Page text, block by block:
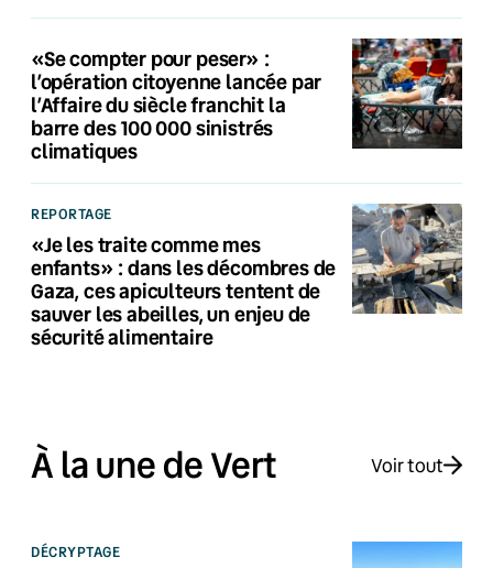
«Se compter pour peser» :
l’opération citoyenne lancée par
l’Affaire du siècle franchit la
barre des 100 000 sinistrés
climatiques
REPORTAGE
«Je les traite comme mes
enfants» : dans les décombres de
Gaza, ces apiculteurs tentent de
sauver les abeilles, un enjeu de
sécurité alimentaire
À la une de Vert Voir tout
DÉCRYPTAGE